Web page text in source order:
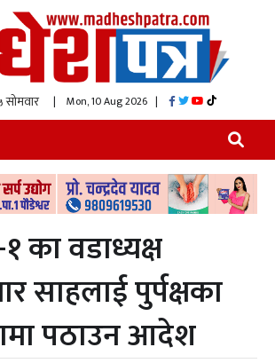
| Mon, 10 Aug 2026 |
का वडाध्यक्ष
साहलाई पुर्पक्षका
पठाउन आदेश